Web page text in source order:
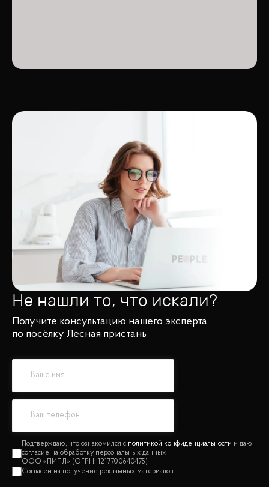
Не нашли то, что искали?
Получите консультацию нашего эксперта
по посёлку Лесная пристань
политикой конфиденциальности